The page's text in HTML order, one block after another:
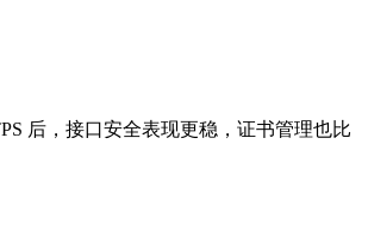
后，接口安全表现更稳，证书管理也比